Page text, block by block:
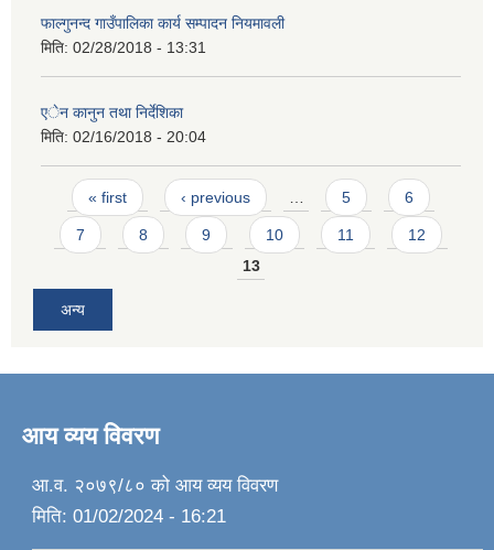
फाल्गुनन्द गाउँपालिका कार्य सम्पादन नियमावली
मिति: 02/28/2018 - 13:31
एेन कानुन तथा निर्देशिका
मिति: 02/16/2018 - 20:04
Pages
« first ‹ previous 5 6
7 8 9 10 11
12
13
अन्य
आय व्यय विवरण
आ.व. २०७९/८० को आय व्यय विवरण
मिति: 01/02/2024 - 16:21